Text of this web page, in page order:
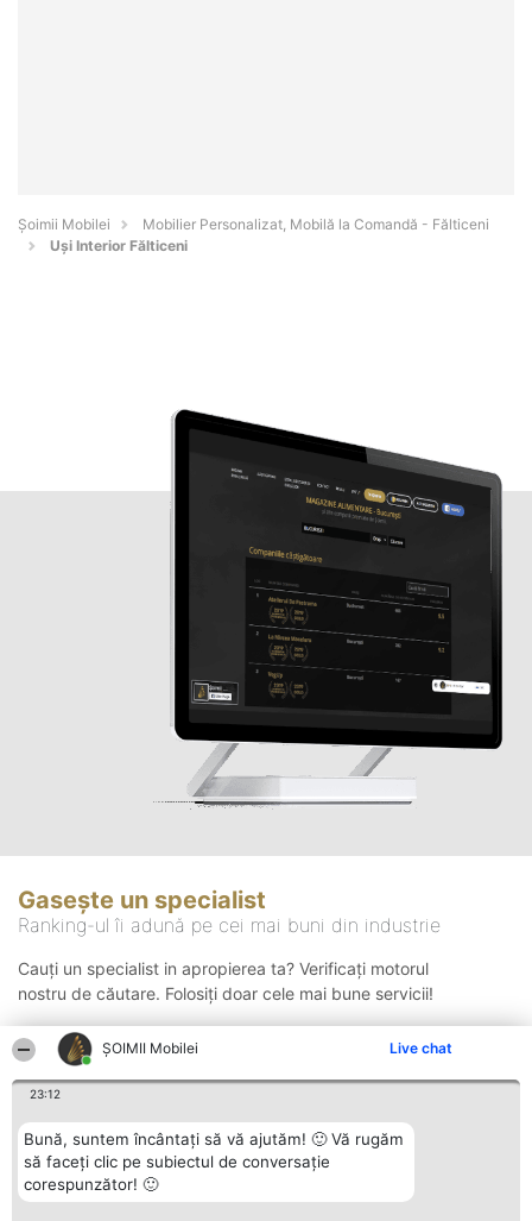
ȘOIMII Mobilei Live chat
23:12
Bună, suntem încântați să vă ajutăm! 🙂 Vă rugăm
să faceți clic pe subiectul de conversație
corespunzător! 🙂
Șoimii Mobilei
Mobilier Personalizat, Mobilă la Comandă - Fălticeni
Uși Interior Fălticeni
Gasește un specialist
Ranking-ul îi adună pe cei mai buni din industrie
Cauți un specialist in apropierea ta? Verificați motorul
nostru de căutare. Folosiți doar cele mai bune servicii!